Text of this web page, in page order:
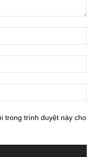
trong trình duyệt này cho